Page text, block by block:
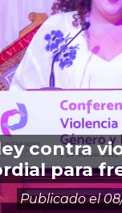
contra
para
Publicado el